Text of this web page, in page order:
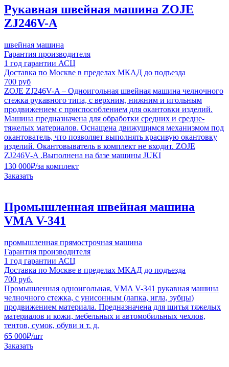
Рукавная швейная машина ZOJE
ZJ246V-A
швейная машина
Гарантия производителя
1 год гарантии АСЦ
Доставка по Москве в пределах МКАД до подъезда
700 руб
ZOJE ZJ246V-A – Одноигольная швейная машина челночного
стежка рукавного типа, с верхним, нижним и игольным
продвижением с приспособлением для окантовки изделий.
Машина предназначена для обработки средних и средне-
тяжелых материалов. Оснащена движущимся механизмом под
окантователь, что позволяет выполнять красивую окантовку
изделий. Окантовыватель в комплект не входит. ZOJE
ZJ246V-A .Выполнена на базе машины JUKI
130 000₽/за комплект
Заказать
Промышленная швейная машина
VMA V-341
промышленная прямострочная машина
Гарантия производителя
1 год гарантии АСЦ
Доставка по Москве в пределах МКАД до подъезда
700 руб.
Промышленная одноигольная, VMA V-341 рукавная машина
челночного стежка, с унисонным (лапка, игла, зубцы)
продвижением материала. Предназначена для шитья тяжелых
материалов и кожи, мебельных и автомобильных чехлов,
тентов, сумок, обуви и т. д.
65 000₽/шт
Заказать